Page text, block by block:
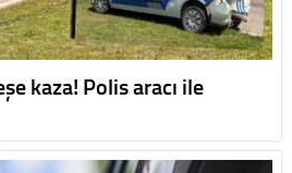
kaza! Polis aracı ile